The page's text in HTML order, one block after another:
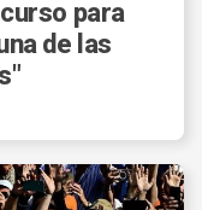
para
de las